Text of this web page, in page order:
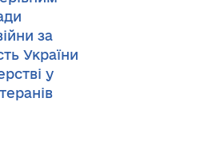
за
України
у